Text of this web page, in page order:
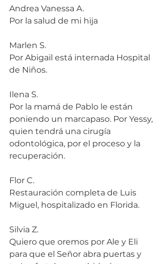
Andrea Vanessa A.
Por la salud de mi hija
Marlen S.
Por Abigail está internada Hospital
de Niños.
Ilena S.
Por la mamá de Pablo le están
poniendo un marcapaso. Por Yessy,
quien tendrá una cirugía
odontológica, por el proceso y la
recuperación.
Flor C.
Restauración completa de Luis
Miguel, hospitalizado en Florida.
Silvia Z.
Quiero que oremos por Ale y Eli
para que el Señor abra puertas y